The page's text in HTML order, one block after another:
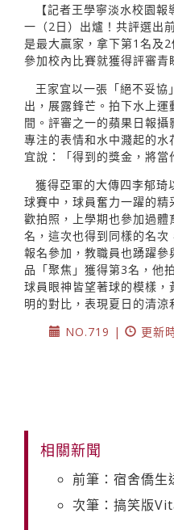
【記者王學寧淡水校園
一（2日）出爐！共評選出
是最大贏家，拿下第1名及
參加校內比賽就獲得評審
王家宜以一張「絕不妥
出，展露鋒芒。拍下水上
間。評審之一的蘋果日報
專注的表情和水中濺起的
宜說：「得到的獎金，將當
獲得亞軍的大傳四李郁琦
球賽中，球員奮力一躍的
歡拍照，上學期也參加過
名，這次也得到同樣的名
報名參加，教職員也踴躍
品「聚焦」獲得第3名，他
球員眼神皆望著球的模樣
明的對比，表現夏日的清涼
NO.719 |
更新
相關新聞
前筆：宿舍僑生
次筆：搞笑版